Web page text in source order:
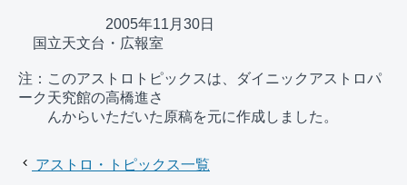
2005年11月30日
国立天文台・広報室
注：このアストロトピックスは、ダイニックアストロパ
ーク天究館の高橋進さ
アストロ・トピックス一覧